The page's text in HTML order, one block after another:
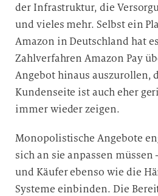
der Infrastruktur, die
und vieles mehr. Selbst ein
Amazon in Deutschland hat
Zahlverfahren Amazon Pay
Angebot hinaus auszurollen,
Kundenseite ist auch eher
immer wieder zeigen.
Monopolistische Angebote
sich an sie anpassen
und Käufer ebenso wie die
Systeme einbinden. Die